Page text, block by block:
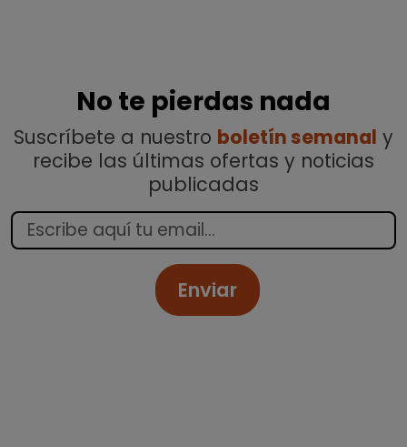
No te pierdas nada
Suscríbete a nuestro boletín semanal y
recibe las últimas ofertas y noticias
publicadas
Enviar